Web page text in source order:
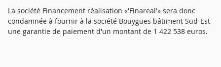
La société Financement réalisation «'Finareal'» sera donc
condamnée à fournir à la société Bouygues bâtiment Sud-Est
une garantie de paiement d'un montant de 1 422 538 euros.